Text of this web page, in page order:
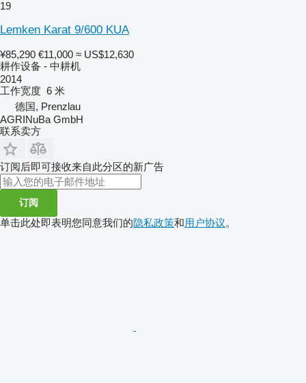
19
Lemken Karat 9/600 KUA
¥85,290 €11,000 ≈ US$12,630
耕作设备 - 中耕机
2014
工作宽度 6 米
德国, Prenzlau
AGRINuBa GmbH
联系卖方
订阅后即可接收来自此分区的新广告
订阅
单击此处即表明您同意我们的隐私政策和用户协议。